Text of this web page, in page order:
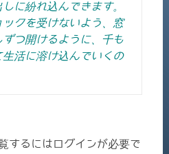
に紛れ込んできます。
クを受けないよう、窓
つ開けるように、千も
活に溶け込んでいくの
するにはログインが必要で